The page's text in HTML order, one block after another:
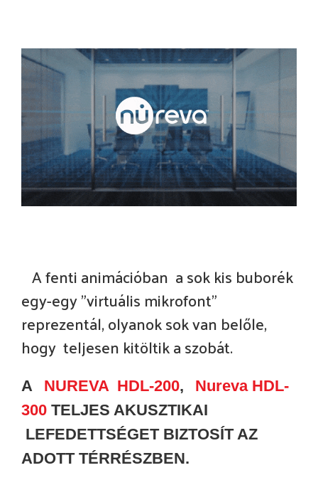
A fenti animációban a sok kis buborék
egy-egy "virtuális mikrofont"
reprezentál, olyanok sok van belőle,
hogy teljesen kitöltik a szobát.
A NUREVA HDL-200,
Nureva HDL-
300 TELJES AKUSZTIKAI
LEFEDETTSÉGET BIZTOSÍT AZ
ADOTT TÉRRÉSZBEN.